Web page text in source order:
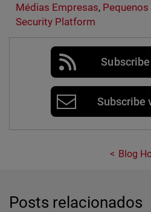
Médias Empresas,
Security Platform
Subscribe
Subscribe
Blog
Posts relacionados